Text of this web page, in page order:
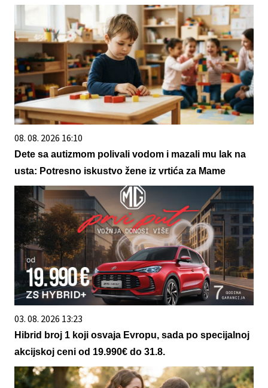
08. 08. 2026 16:10
Dete sa autizmom polivali vodom i mazali mu lak na
usta: Potresno iskustvo žene iz vrtića za Mame
03. 08. 2026 13:23
Hibrid broj 1 koji osvaja Evropu, sada po specijalnoj
akcijskoj ceni od 19.990€ do 31.8.